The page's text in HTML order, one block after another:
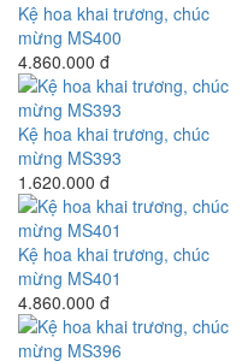
Kệ hoa khai trương, chúc
mừng MS400
4.860.000 đ
Kệ hoa khai trương, chúc
mừng MS393
1.620.000 đ
Kệ hoa khai trương, chúc
mừng MS401
4.860.000 đ